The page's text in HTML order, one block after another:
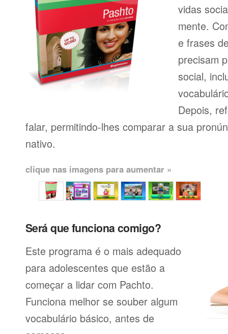
vidas
mente.
e frases
precisam
social,
Depois,
falar, permitindo-lhes comparar a sua
nativo.
clique nas imagens para aumentar »
Será que funciona comigo?
Este programa é o mais adequado
para adolescentes que estão a
começar a lidar com Pachto.
Funciona melhor se souber algum
vocabulário básico, antes de